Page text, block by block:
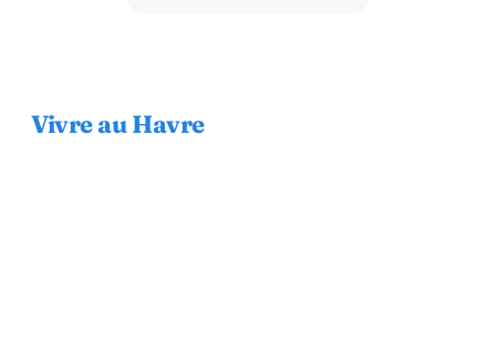
Vivre au Havre